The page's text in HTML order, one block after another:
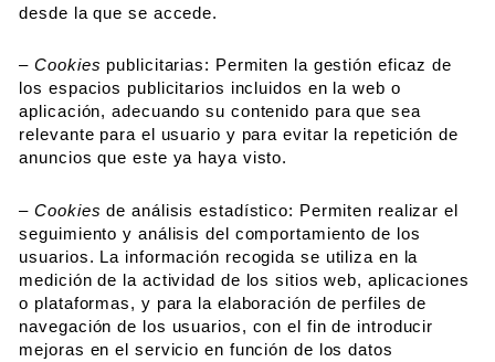
desde la que se accede.
– Cookies publicitarias: Permiten la gestión eficaz de
los espacios publicitarios incluidos en la web o
aplicación, adecuando su contenido para que sea
relevante para el usuario y para evitar la repetición de
anuncios que este ya haya visto.
– Cookies de análisis estadístico: Permiten realizar el
seguimiento y análisis del comportamiento de los
usuarios. La información recogida se utiliza en la
medición de la actividad de los sitios web, aplicaciones
o plataformas, y para la elaboración de perfiles de
navegación de los usuarios, con el fin de introducir
mejoras en el servicio en función de los datos